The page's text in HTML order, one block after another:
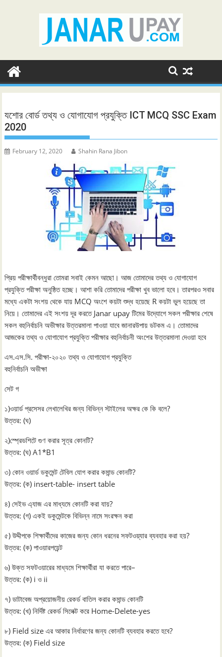
যশোর বোর্ড তথ্য ও যোগাযোগ প্রযুক্তি ICT MCQ SSC Exam
2020
February 12, 2020 Shahin Rana Jibon
প্রিয় পরীক্ষার্থীবন্ধুরা তোমরা সবাই কেমন আছো। আজ তোমাদের তথ্য ও যোগাযোগ
প্রযুক্তি পরীক্ষা অনুষ্ঠিত হচ্ছে। আশা করি তোমাদের পরীক্ষা খুব ভালো হবে। তারপরও সবার
মধ্যে একটা সংশয় থেকে যায় MCQ অংশে কয়টা শুদ্ধ হয়েছে R কয়টা ভুল হয়েছে তা
নিয়ে। তোমাদের এই সংশয় দূর করতে Janar upay টিমের উদ্যোগে সকল পরীক্ষার শেষে
সকল বহুনির্বাচনি অভীক্ষার উত্তরমালা পাওয়া যাবে জানারউপায় ডটকম এ। তোমাদের
আজকের তথ্য ও যোগাযোগ প্রযুক্তি পরীক্ষার বহুনির্বাচনী অংশের উত্তরমালা দেওয়া হবে
এস.এস.সি. পরীক্ষা-২০২০ তথ্য ও যোগাযোগ প্রযুক্তি
বহুনির্বাচনি অভীক্ষা
সেট গ
১)ওয়ার্ড প্রসেসর লেখালেখির জন্য বিভিন্ন স্টাইলের অক্ষর কে কি বলে?
উত্তর: (ঘ)
২)স্প্রেডশিটে গুণ করার সূত্র কোনটি?
উত্তর: (ঘ) A1*B1
৩) কোন ওয়ার্ড ডকুমেন্ট টেবিল যোগ করার কমান্ড কোনটি?
উত্তর: (ক) insert-table- insert table
৪) সেইভ এ্যাজ এর মাধ্যমে কোনটি করা যায়?
উত্তর: (গ) একই ডকুমেন্টকে বিভিন্ন নামে সংরক্ষন করা
৫) উদ্দীপকে শিক্ষার্থীদের কাজের জন্য কোন ধরনের সফটওয়্যার ব্যবহার করা হয়?
উত্তর: (ক) পাওয়ারপয়েন্ট
৬) উক্ত সফটওয়ারের মাধ্যমে শিক্ষার্থীরা যা করতে পারে–
উত্তর: (ক) i ও ii
৭) ডাটাবেজ অপ্রয়োজনীয় রেকর্ড বাতিল করার কমান্ড কোনটি
উত্তর: (খ) নির্দিষ্ট রেকর্ড সিলেক্ট করে Home-Delete-yes
৮) Field size এর আকার নির্ধারণের জন্য কোনটি ব্যবহার করতে হবে?
উত্তর: (ক) Field size